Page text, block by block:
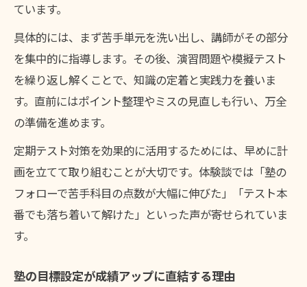
ています。
具体的には、まず苦手単元を洗い出し、講師がその部分
を集中的に指導します。その後、演習問題や模擬テスト
を繰り返し解くことで、知識の定着と実践力を養いま
す。直前にはポイント整理やミスの見直しも行い、万全
の準備を進めます。
定期テスト対策を効果的に活用するためには、早めに計
画を立てて取り組むことが大切です。体験談では「塾の
フォローで苦手科目の点数が大幅に伸びた」「テスト本
番でも落ち着いて解けた」といった声が寄せられていま
す。
塾の目標設定が成績アップに直結する理由